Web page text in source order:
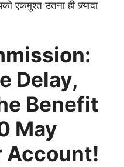
एकमुश्त उतना ही ज़्यादा
Delay,
Benefit
May
Account!